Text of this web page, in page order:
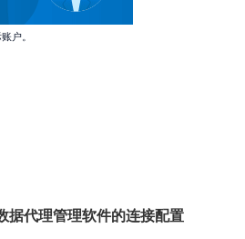
户。
据代理管理软件的连接配置